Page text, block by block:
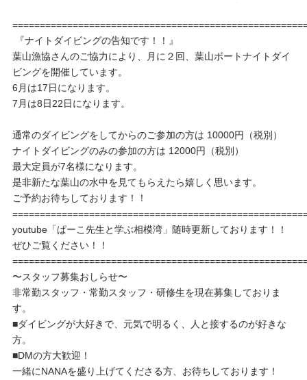
『ナイトダイビングの告知です！！』
葉山漁協さんのご協力により、月に２回、葉山ボートナイトダイ
ビングを開催しています。
6月は17日になります。
7月は8日22日になります。
通常のダイビングをしてからのご参加の方は 10000円（税別）
ナイトダイビングのみの参加の方は 12000円（税別）
最大定員が7名様になります。
是非新たな葉山の水中を見てもらえたら嬉しく思います。
ご予約お待ちしております！！
youtube「ぱーこ先生と学ぶ相模湾」随時更新しております！！
ぜひご覧ください！！
〜スタッフ募集おしらせ〜
非常勤スタッフ・常勤スタッフ・研修生を現在募集しておりま
す。
■ダイビングが大好きで、元気で明るく、人と接するのが好きな
方。
■DMの方大歓迎！
一緒にNANAを盛り上げてくださる方、お待ちしております！